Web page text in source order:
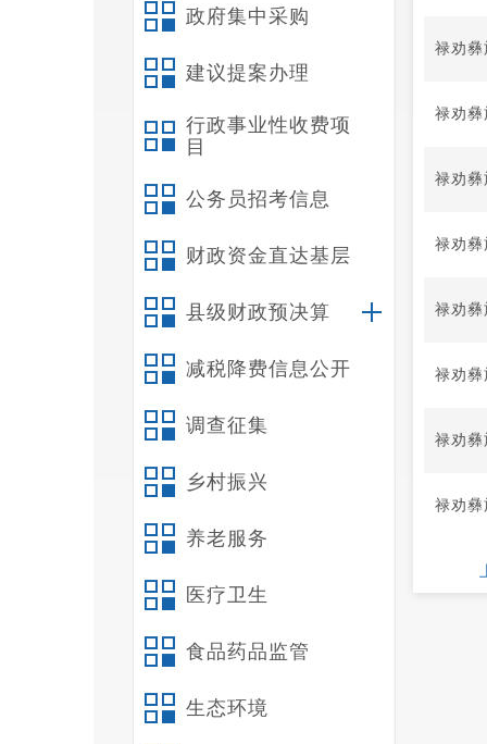
政府集中采购
建议提案办理
行政事业性收费项
目
公务员招考信息
财政资金直达基层
县级财政预决算
减税降费信息公开
调查征集
乡村振兴
养老服务
医疗卫生
食品药品监管
生态环境
禄劝
禄劝
禄劝
禄劝
禄劝
禄劝
禄劝
禄劝